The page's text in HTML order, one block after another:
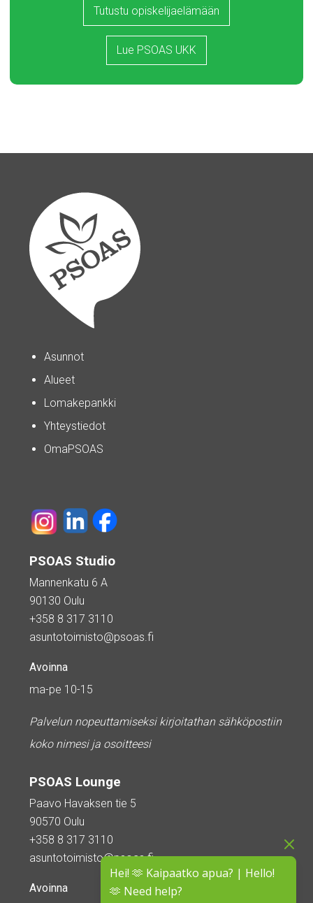
Hei! 🫶 Kaipaatko apua? | Hello!
🫶 Need help?
Tutustu opiskelijaelämään
Lue PSOAS UKK
Asunnot
Alueet
Lomakepankki
Yhteystiedot
OmaPSOAS
PSOAS Studio
Mannenkatu 6 A
90130 Oulu
+358 8 317 3110
asuntotoimisto@psoas.fi
Avoinna
ma-pe 10-15
Palvelun nopeuttamiseksi kirjoitathan sähköpostiin
koko nimesi ja osoitteesi
PSOAS Lounge
Paavo Havaksen tie 5
90570 Oulu
+358 8 317 3110
asuntotoimisto@psoas.fi
Avoinna